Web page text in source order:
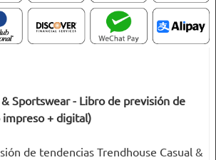
Sportswear - Libro de previsión de
impreso + digital)
de tendencias Trendhouse Casual &